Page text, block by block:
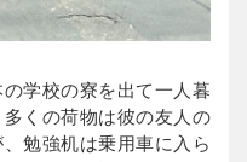
学校の寮を出て一人暮
くの荷物は彼の友人の
勉強机は乗用車に入ら